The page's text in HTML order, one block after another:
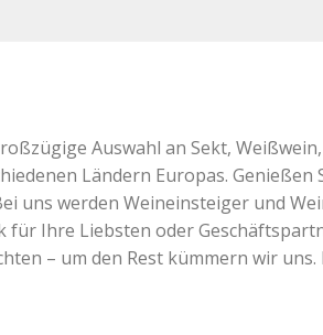
Auswahl an Sekt,
Ländern Europas.
uns werden Weineinsteiger und
Ihre Liebsten oder
– um den Rest kümmern wir